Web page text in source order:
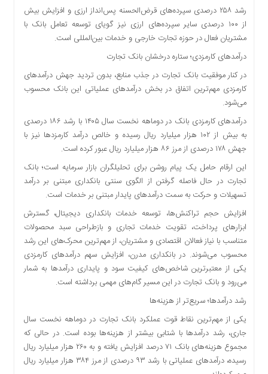
رشد ۲۵۸ درصدی سپرده‌های قرض‌الحسنه پس‌انداز ارزی و افزایش بیش
از ۱۰۰ درصدی سایر سپرده‌های ارزی نیز گویای توسعه تعامل بانک با
مشتریان فعال در حوزه تجارت خارجی و خدمات بین‌المللی است.
درآمدهای کارمزدی؛ ستاره درخشان بانک تجارت
در کنار موفقیت بانک تجارت در جذب منابع، بدون تردید جهش درآمدهای
کارمزدی مهم‌ترین اتفاق در بخش درآمدهای عملیاتی این بانک محسوب
می‌شود.
درآمدهای کارمزدی بانک در دوماهه نخست سال ۱۴۰۵ با رشد ۱۸۶ درصدی
به بیش از ۱۰۲ هزار میلیارد ریال رسیده و خالص درآمد کارمزدها نیز با
جهش ۱۷۸ درصدی از مرز ۸۶ هزار میلیارد ریال عبور کرده است.
این ارقام حامل یک پیام روشن برای تحلیلگران بازار سرمایه است؛ بانک
تجارت در حال فاصله گرفتن از الگوی سنتی بانکداری مبتنی بر درآمد
تسهیلات و حرکت به سمت درآمدهای پایدار مبتنی بر خدمات است.
افزایش حجم تراکنش‌ها، توسعه خدمات بانکداری دیجیتال، گسترش
ابزارهای پرداخت، تقویت خدمات تجاری و بازطراحی سبد محصولات
متناسب با نیاز فعالان اقتصادی و مشتریان، از مهم‌ترین محرک‌های این رشد
محسوب می‌شوند. در بانکداری مدرن، افزایش سهم درآمدهای کارمزدی
یکی از معتبرترین شاخص‌های کیفیت سود و پایداری درآمدها به شمار
می‌رود و بانک تجارت در این مسیر گام‌های مهمی برداشته است.
رشد درآمدها؛ سریع‌تر از هزینه‌ها
یکی از مهم‌ترین نقاط قوت عملکرد بانک تجارت در دوماهه نخست سال
جاری، رشد درآمدها با شتابی بیشتر از هزینه‌ها بوده است. در حالی که
مجموع هزینه‌های بانک ۷۱ درصد افزایش یافته و به ۲۶۰ هزار میلیارد ریال
رسیده، درآمدهای عملیاتی با رشد ۹۳ درصدی از مرز ۳۸۴ هزار میلیارد ریال